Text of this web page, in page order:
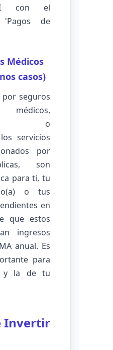
con el
'Pagos de
Médicos
casos)
por seguros
o
servicios
por
son
para ti, tu
o tus
en
que estos
ingresos
anual. Es
para
y la de tu
Invertir